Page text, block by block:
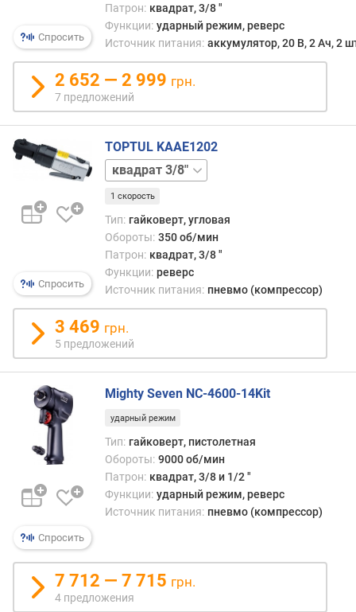
к
о
л
и
ч
е
с
т
п
р
о
ж
е
н
и
й
п
о
л
з
н
я
м
о
щ
Спросить
Патрон: квадрат, 3/8 "
Функции: ударный режим, реверс
Источник питания: аккумулятор, 20 В, 2 Ач, 2
2 652 — 2 999 грн.
7 предложений
Спросить
TOPTUL KAAE1202
квадрат
1/4"
1 скорость
Тип: гайковерт, угловая
Обороты: 350 об/мин
Патрон: квадрат, 3/8 "
Функции: реверс
Источник питания: пневмо (компрессор)
3 469 грн.
5 предложений
Спросить
Mighty Seven NC-4600-14Kit
ударный режим
Тип: гайковерт, пистолетная
Обороты: 9000 об/мин
Патрон: квадрат, 3/8 и 1/2 "
Функции: ударный режим, реверс
Источник питания: пневмо (компрессор)
7 712 — 7 715 грн.
4 предложения